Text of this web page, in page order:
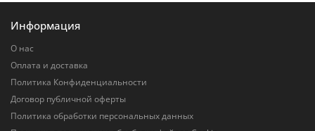
Информация
О нас
Оплата и доставка
Политика Конфиденциальности
Договор публичной оферты
Политика обработки персональных данных